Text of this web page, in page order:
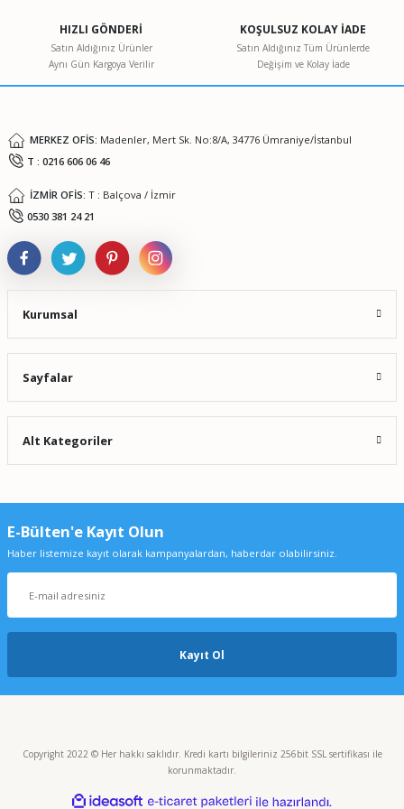
Ürün bilgilerinde hatalar bulunuyor.
Ürün fiyatı diğer sitelerden daha pahalı.
HIZLI GÖNDERİ
Satın Aldığınız Ürünler
Aynı Gün Kargoya Verilir
KOŞULSUZ KOLAY İADE
Satın Aldığınız Tüm Ürünlerde
Değişim ve Kolay İade
MERKEZ OFİS: Madenler, Mert Sk. No:8/A, 34776 Ümraniye/İstanbul
T : 0216 606 06 46
İZMİR OFİS: T : Balçova / İzmir
0530 381 24 21
Kurumsal
Sayfalar
Alt Kategoriler
E-Bülten'e Kayıt Olun
Haber listemize kayıt olarak kampanyalardan, haberdar olabilirsiniz.
Kayıt Ol
Copyright 2022 © Her hakkı saklıdır. Kredi kartı bilgileriniz 256bit SSL sertifikası ile
korunmaktadır.
ideasoft e-